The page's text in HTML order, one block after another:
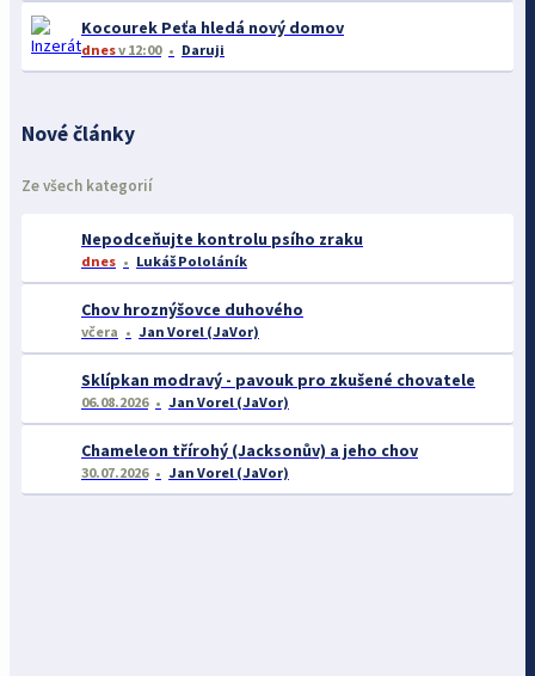
Kocourek Peťa hledá nový domov
dnesv 12:00 Daruji
Nové články
Ze všech kategorií
Nepodceňujte kontrolu psího zraku
dnes Lukáš Pololáník
Chov hroznýšovce duhového
včera Jan Vorel (JaVor)
Sklípkan modravý - pavouk pro zkušené chovatele
06.08.2026 Jan Vorel (JaVor)
Chameleon třírohý (Jacksonův) a jeho chov
30.07.2026 Jan Vorel (JaVor)